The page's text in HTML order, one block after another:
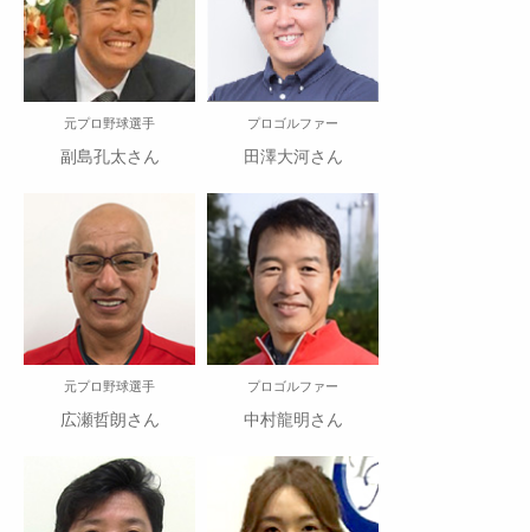
元プロ野球選手
副島孔太さん
プロゴルファー
田澤大河さん
元プロ野球選手
広瀬哲朗さん
プロゴルファー
中村龍明さん